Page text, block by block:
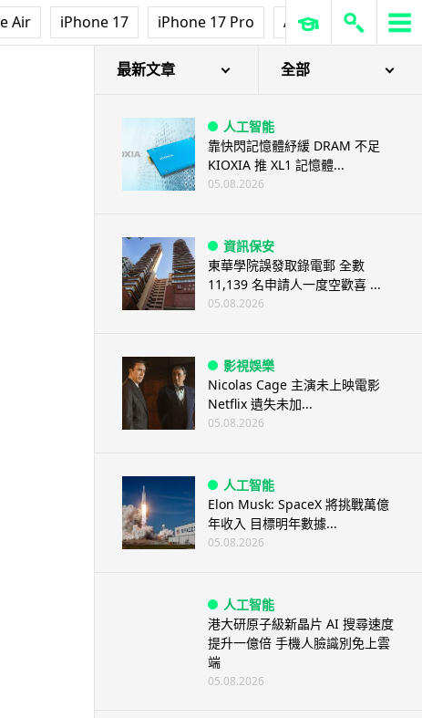
Air iPhone 17 iPhone 17 Pro AirPods Pro 3
最新文章 全部
人工智能
靠快閃記憶體紓緩 DRAM 不足
KIOXIA 推 XL1 記憶體...
05.08.2026
資訊保安
東華學院誤發取錄電郵 全數
11,139 名申請人一度空歡喜 ...
05.08.2026
影視娛樂
Nicolas Cage 主演未上映電影
Netflix 遺失未加...
05.08.2026
人工智能
Elon Musk: SpaceX 將挑戰萬億
年收入 目標明年數據...
05.08.2026
人工智能
港大研原子級新晶片 AI 搜尋速度
提升一億倍 手機人臉識別免上雲
端
05.08.2026